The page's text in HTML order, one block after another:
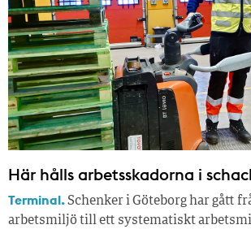
Här hålls arbetsskadorna i
Terminal.Schenker i Göteborg har gått
arbetsmiljö till ett systematiskt